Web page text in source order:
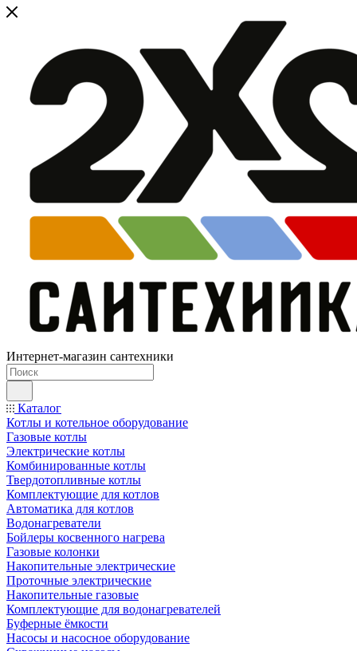
Интернет-магазин сантехники
Каталог
Котлы и котельное оборудование
Газовые котлы
Электрические котлы
Комбинированные котлы
Твердотопливные котлы
Комплектующие для котлов
Автоматика для котлов
Водонагреватели
Бойлеры косвенного нагрева
Газовые колонки
Накопительные электрические
Проточные электрические
Накопительные газовые
Комплектующие для водонагревателей
Буферные ёмкости
Насосы и насосное оборудование